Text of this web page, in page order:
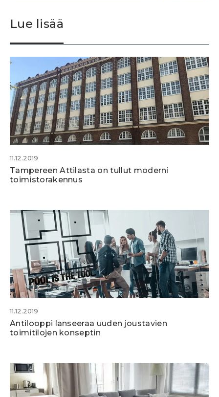
Lue lisää
11.12.2019
Tampereen Attilasta on tullut moderni
toimistorakennus
11.12.2019
Antilooppi lanseeraa uuden joustavien
toimitilojen konseptin